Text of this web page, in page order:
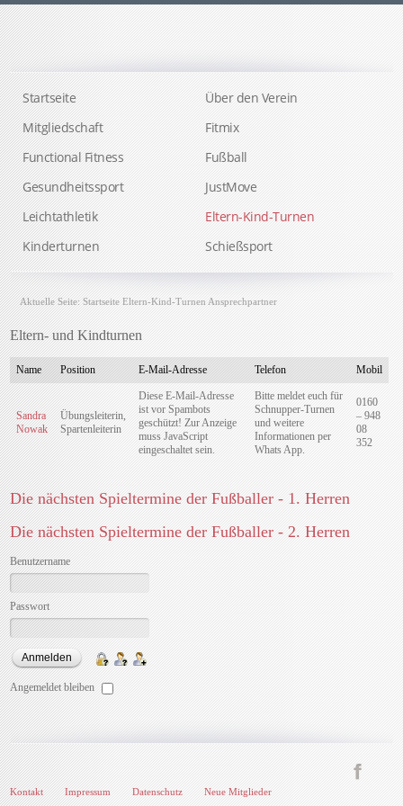
Startseite
Über den Verein
Mitgliedschaft
Fitmix
Functional Fitness
Fußball
Gesundheitssport
JustMove
Leichtathletik
Eltern-Kind-Turnen
Kinderturnen
Schießsport
Aktuelle Seite:Startseite Eltern-Kind-Turnen Ansprechpartner
Eltern- und Kindturnen
Name Position E-Mail-Adresse Telefon Mobil
Sandra
Nowak
Übungsleiterin,
Spartenleiterin
Diese E-Mail-Adresse
ist vor Spambots
geschützt! Zur Anzeige
muss JavaScript
eingeschaltet sein.
Bitte meldet euch für
Schnupper-Turnen
und weitere
Informationen per
Whats App.
0160
– 948
08
352
Die nächsten Spieltermine der Fußballer - 1. Herren
Die nächsten Spieltermine der Fußballer - 2. Herren
Benutzername
Passwort
Angemeldet bleiben
Kontakt Impressum Datenschutz Neue Mitglieder